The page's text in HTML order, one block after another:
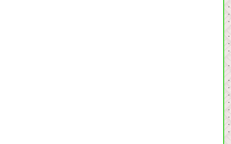
・
・
・
・
・
・
・
・
・
・
・
・
・
・
・